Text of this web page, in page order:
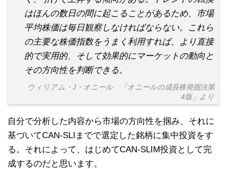
はほんの数日の間に起こることがあるため、市場
平均株価は毎日観察しなければならない。これら
の主要な株価指数をうまく利用すれば、より直接
的で実用的、そして効果的にマーケットの動向と
その方向性を判断できる。
ウィリアム・J・オニール 「オニールの成長株発掘法第
4版」より
自分で分析した内容から市場の方向性を掴み、それに
基づいてCAN-SLIまでで選定した銘柄に集中投資をす
る。それによって、はじめてCAN-SLIM投資として完
成するのだと思います。